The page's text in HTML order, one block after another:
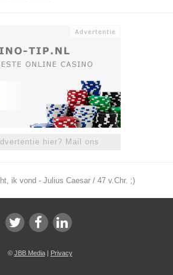
hier? Mail ons
ik vond - Julius Caesar / 47 v.Chr. ;)
© JBB Media| Privacy